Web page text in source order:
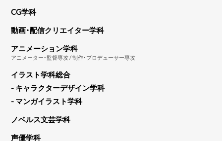
CG学科
動画・配信クリエイター学科
アニメーション学科
アニメーター・監督専攻 / 制作・プロデューサー専攻
イラスト学科総合
- キャラクターデザイン学科
- マンガイラスト学科
ノベルス文芸学科
声優学科